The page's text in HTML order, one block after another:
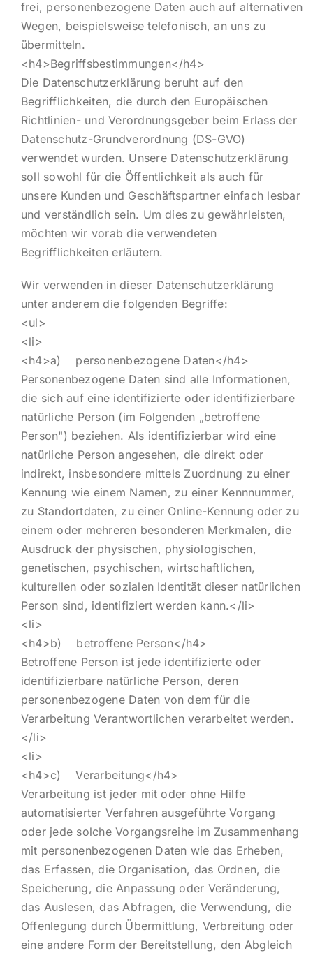
frei, personenbezogene Daten auch auf alternativen
Wegen, beispielsweise telefonisch, an uns zu
übermitteln.
<h4>Begriffsbestimmungen</h4>
Die Datenschutzerklärung beruht auf den
Begrifflichkeiten, die durch den Europäischen
Richtlinien- und Verordnungsgeber beim Erlass der
Datenschutz-Grundverordnung (DS-GVO)
verwendet wurden. Unsere Datenschutzerklärung
soll sowohl für die Öffentlichkeit als auch für
unsere Kunden und Geschäftspartner einfach lesbar
und verständlich sein. Um dies zu gewährleisten,
möchten wir vorab die verwendeten
Begrifflichkeiten erläutern.
Wir verwenden in dieser Datenschutzerklärung
unter anderem die folgenden Begriffe:
<ul>
<li>
<h4>a) personenbezogene Daten</h4>
Personenbezogene Daten sind alle Informationen,
die sich auf eine identifizierte oder identifizierbare
natürliche Person (im Folgenden „betroffene
Person") beziehen. Als identifizierbar wird eine
natürliche Person angesehen, die direkt oder
indirekt, insbesondere mittels Zuordnung zu einer
Kennung wie einem Namen, zu einer Kennnummer,
zu Standortdaten, zu einer Online-Kennung oder zu
einem oder mehreren besonderen Merkmalen, die
Ausdruck der physischen, physiologischen,
genetischen, psychischen, wirtschaftlichen,
kulturellen oder sozialen Identität dieser natürlichen
Person sind, identifiziert werden kann.</li>
<li>
<h4>b) betroffene Person</h4>
Betroffene Person ist jede identifizierte oder
identifizierbare natürliche Person, deren
personenbezogene Daten von dem für die
Verarbeitung Verantwortlichen verarbeitet werden.
</li>
<li>
<h4>c) Verarbeitung</h4>
Verarbeitung ist jeder mit oder ohne Hilfe
automatisierter Verfahren ausgeführte Vorgang
oder jede solche Vorgangsreihe im Zusammenhang
mit personenbezogenen Daten wie das Erheben,
das Erfassen, die Organisation, das Ordnen, die
Speicherung, die Anpassung oder Veränderung,
das Auslesen, das Abfragen, die Verwendung, die
Offenlegung durch Übermittlung, Verbreitung oder
eine andere Form der Bereitstellung, den Abgleich